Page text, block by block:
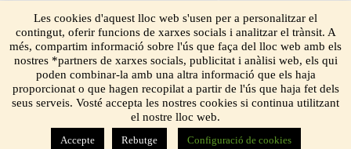
Les cookies d'aquest lloc web s'usen per a personalitzar el
contingut, oferir funcions de xarxes socials i analitzar el trànsit. A
més, compartim informació sobre l'ús que faça del lloc web amb els
nostres *partners de xarxes socials, publicitat i anàlisi web, els qui
poden combinar-la amb una altra informació que els haja
proporcionat o que hagen recopilat a partir de l'ús que haja fet dels
seus serveis. Vosté accepta les nostres cookies si continua utilitzant
el nostre lloc web.
Accepte Rebutge Configuració de cookies